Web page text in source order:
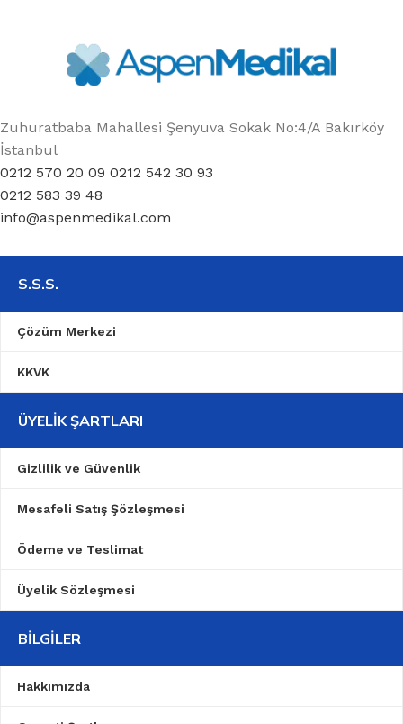
Zuhuratbaba Mahallesi Şenyuva Sokak No:4/A Bakırköy
İstanbul
0212 570 20 09 0212 542 30 93
0212 583 39 48
info@aspenmedikal.com
S.S.S.
Çözüm Merkezi
KKVK
ÜYELIK ŞARTLARI
Gizlilik ve Güvenlik
Mesafeli Satış Şözleşmesi
Ödeme ve Teslimat
Üyelik Sözleşmesi
BILGILER
Hakkımızda